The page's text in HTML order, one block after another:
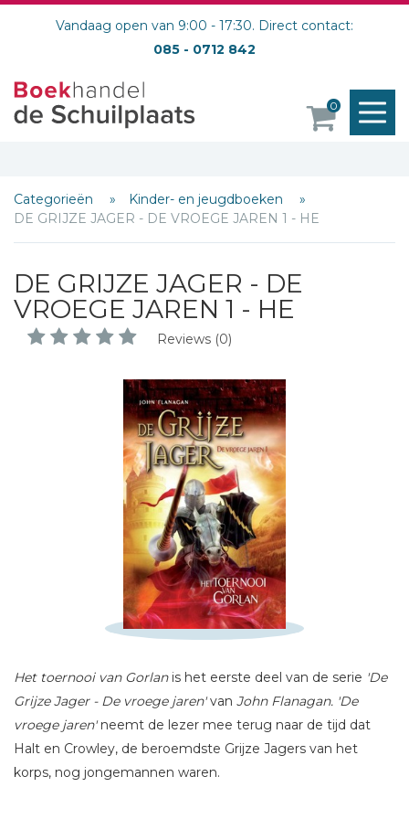
Vandaag open van 9:00 - 17:30. Direct contact:
085 - 0712 842
0
Categorieën
Kinder- en jeugdboeken
DE GRIJZE JAGER - DE VROEGE JAREN 1 - HE
DE GRIJZE JAGER - DE
VROEGE JAREN 1 - HE
Reviews (0)
Het toernooi van Gorlanis het eerste deel van de serie 'De
Grijze Jager - De vroege jaren'van John Flanagan. 'De
vroege jaren'neemt de lezer mee terug naar de tijd dat
Halt en Crowley, de beroemdste Grijze Jagers van het
korps, nog jongemannen waren.
Sterren
Naam *